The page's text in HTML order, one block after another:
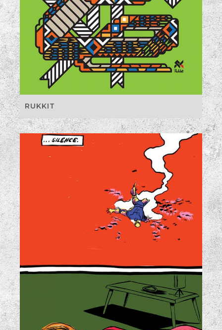
RUKKIT